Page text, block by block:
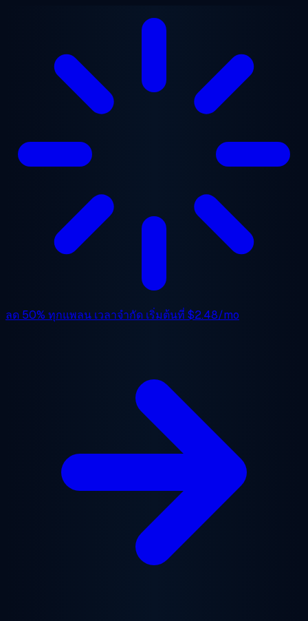
ลด 50% ทุกแพลน เวลาจำกัด เริ่มต้นที่ $2.48/mo